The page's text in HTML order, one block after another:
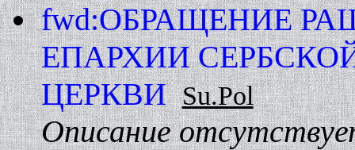
fwd:ОБРАЩЕHИЕ
ЕПАРХИИ
ЦЕРКВИ Su.Pol
Описание